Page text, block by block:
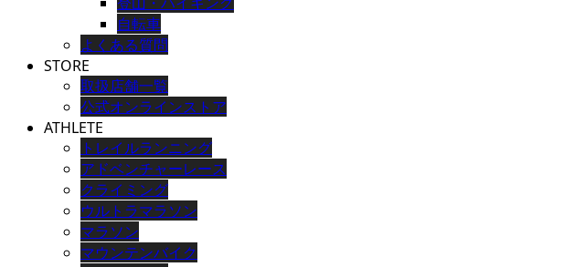
自転車
よくある質問
STORE
取扱店舗一覧
公式オンラインストア
ATHLETE
トレイルランニング
アドベンチャーレース
クライミング
ウルトラマラソン
マラソン
マウンテンバイク